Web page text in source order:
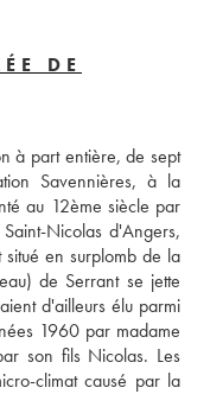
DE
à part entière, de sept
Savennières, à la
au 12ème siècle par
Nicolas d'Angers,
en surplomb de la
de Serrant se jette
d'ailleurs élu parmi
1960 par madame
son fils Nicolas. Les
climat causé par la